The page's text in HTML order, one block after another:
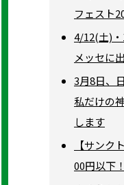
フェスト
4/12(土)・
メッセに
3月8日、
私だけの
します
【サンク
00円以下